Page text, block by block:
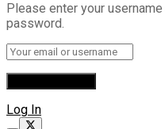
Please enter your
password.
Log In